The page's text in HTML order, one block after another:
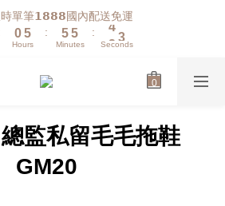
時單筆𝟭𝟴𝟴𝟴國內配送免運
1
0
6
5
4
Hours
:
6
5
4
6
5
4
Minutes
:
4
3
2
9
8
3
Seconds
總監私留毛毛拖鞋
GM20